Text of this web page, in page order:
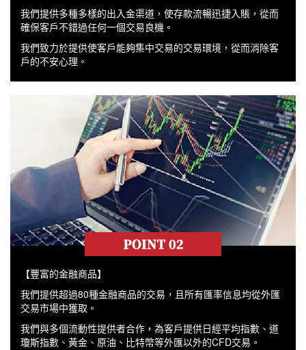
我們提供多種多樣的出入金渠道，使存款流暢迅捷入賬，從而
確保客戶不錯過任何一個交易良機。
我們致力於提供使客戶能夠集中交易的交易環境，從而消除客
戶的不安心理。
【豐富的金融商品】
我們提供超過80種金融商品的交易，且所有匯率信息均從外匯
交易市場中獲取。
我們與多個流動性提供者合作，為客戶提供日經平均指數、道
瓊斯指數、黃金、原油、比特幣等外匯以外的CFD交易。